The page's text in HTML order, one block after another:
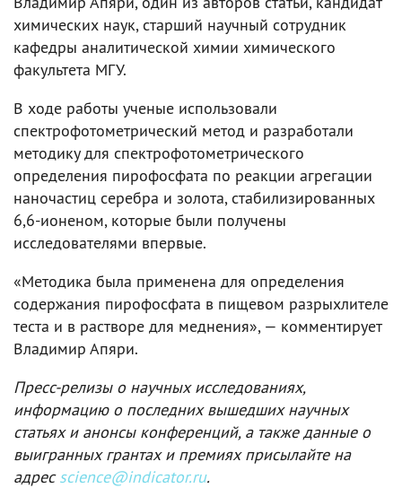
химических наук, старший научный сотрудник
кафедры аналитической химии химического
факультета МГУ.
В ходе работы ученые использовали
спектрофотометрический метод и разработали
методику для спектрофотометрического
определения пирофосфата по реакции агрегации
наночастиц серебра и золота, стабилизированных
6,6-ионеном, которые были получены
исследователями впервые.
«Методика была применена для определения
содержания пирофосфата в пищевом разрыхлителе
теста и в растворе для меднения», — комментирует
Владимир Апяри.
Пресс-релизы о научных исследованиях,
информацию о последних вышедших научных
статьях и анонсы конференций, а также данные о
выигранных грантах и премиях присылайте на
адресscience@indicator.ru.